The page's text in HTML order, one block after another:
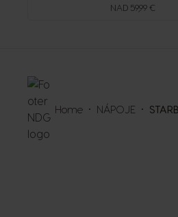
NAD 59,99 €
Home NÁPOJE